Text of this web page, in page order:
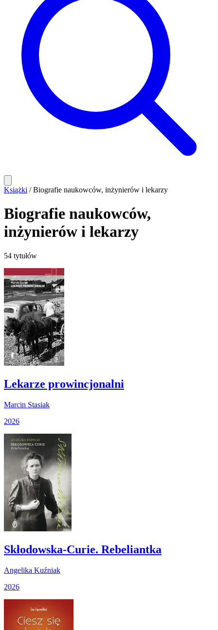
Książki / Biografie naukowców, inżynierów i lekarzy
Biografie naukowców,
inżynierów i lekarzy
54 tytułów
Lekarze prowincjonalni
Marcin Stasiak
2026
Skłodowska-Curie. Rebeliantka
Angelika Kuźniak
2026